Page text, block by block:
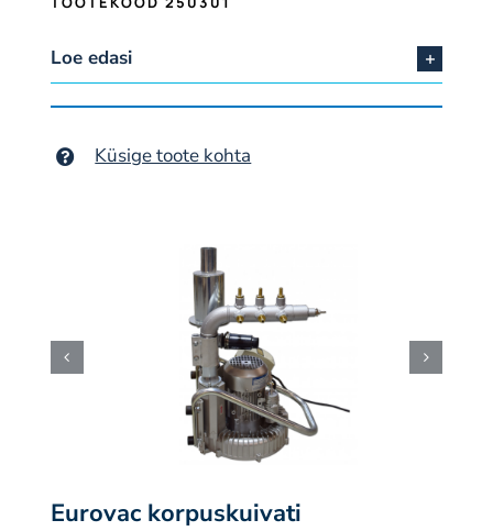
Loe edasi
Küsige toote kohta
Eurovac korpuskuivati